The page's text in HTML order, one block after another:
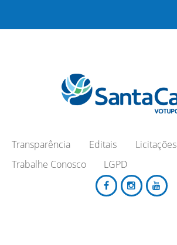
Transparência Editais
Licitações
Trabalhe Conosco
LGPD